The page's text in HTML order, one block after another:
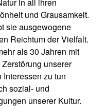
und Grausamkeit.
sie ausgewogene
Reichtum der Vielfalt.
als 30 Jahren mit
unserer
zu tun
sozial- und
unserer Kultur.